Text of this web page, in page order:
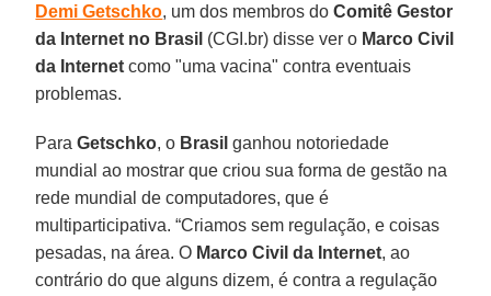
Demi Getschko, um dos membros doComitê Gestor
da Internet no Brasil (CGI.br) disse ver o Marco Civil
da Internet como "uma vacina" contra eventuais
problemas.
ParaGetschko, o Brasil ganhou notoriedade
mundial ao mostrar que criou sua forma de gestão na
rede mundial de computadores, que é
multiparticipativa. “Criamos sem regulação, e coisas
pesadas, na área. O Marco Civil da Internet, ao
contrário do que alguns dizem, é contra a regulação